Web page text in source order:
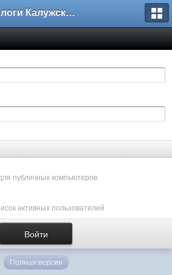
Блоги Калужского перекрестка
публичных компьютеров
активных пользователей
Полная версия